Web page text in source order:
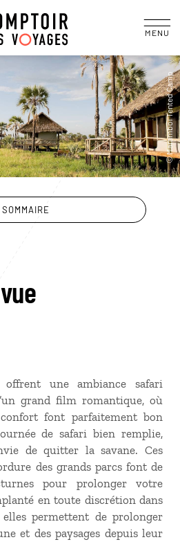
MENU
SOMMAIRE
une ambiance safari
grand film romantique, où
font parfaitement bon
de safari bien remplie,
de quitter la savane. Ces
des grands parcs font de
pour prolonger votre
en toute discrétion dans
permettent de prolonger
et des paysages depuis leur